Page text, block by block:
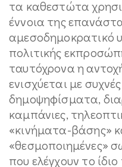
τα καθεστώτα
έννοια της
αμεσοδημοκρατικό
πολιτικής
ταυτόχρονα η
ενισχύεται με
δημοψηφίσματα,
καμπάνιες,
«κινήματα-βάσης»
«θεσμοποιημένες»
που ελέγχουν το